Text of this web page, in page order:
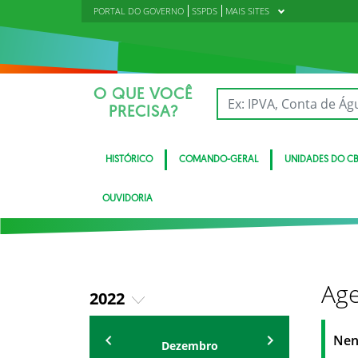
PORTAL DO GOVERNO SSPDS MAIS SITES
O QUE VOCÊ
PRECISA?
HISTÓRICO COMANDO-GERAL UNIDADES DO
OUVIDORIA
2022
2018
Dezembro